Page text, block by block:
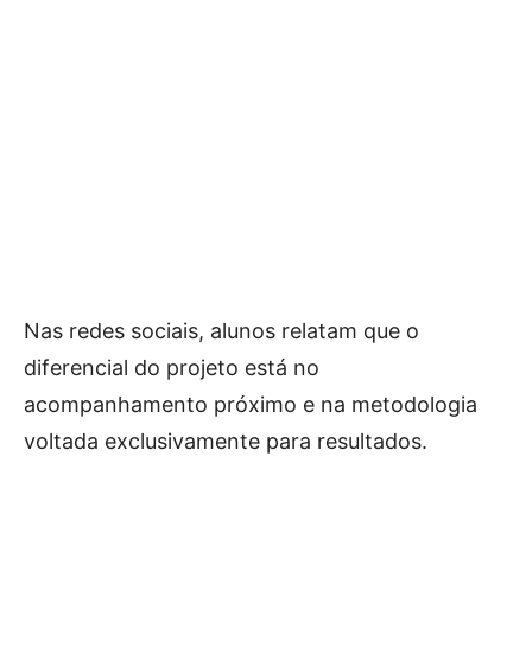
Nas redes sociais, alunos relatam que o
diferencial do projeto está no
acompanhamento próximo e na metodologia
voltada exclusivamente para resultados.